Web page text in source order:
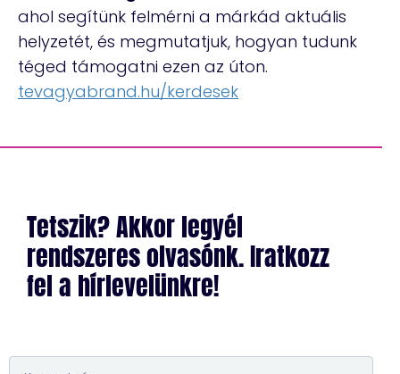
ahol segítünk felmérni a márkád aktuális
helyzetét, és megmutatjuk, hogyan tudunk
téged támogatni ezen az úton.
tevagyabrand.hu/kerdesek
Tetszik? Akkor legyél
rendszeres olvasónk. Iratkozz
fel a hírlevelünkre!